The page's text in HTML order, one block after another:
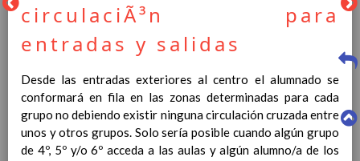
PLAN DE CENTRO
La entrada en vigor del Real Decreto 126/2014, de 28 de
febrero, por el que se establece el currículo básico de la
Educación Primaria, se ha hecho necesario la revisión y
circulaciÃ³n para
entradas y salidas
Desde las entradas exteriores al centro el alumnado se
conformará en fila en las zonas determinadas para cada
grupo no debiendo existir ninguna circulación cruzada entre
unos y otros grupos. Solo sería posible cuando algún grupo
de 4º, 5º y/o 6º acceda a las aulas y algún alumno/a de los